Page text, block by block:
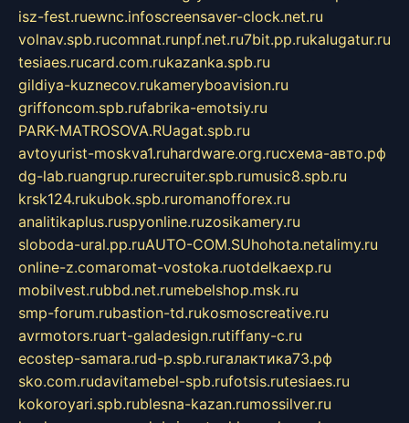
isz-fest.ruewnc.infoscreensaver-clock.net.ru
volnav.spb.rucomnat.runpf.net.ru7bit.pp.rukalugatur.ru
tesiaes.rucard.com.rukazanka.spb.ru
gildiya-kuznecov.rukameryboavision.ru
griffoncom.spb.rufabrika-emotsiy.ru
PARK-MATROSOVA.RUagat.spb.ru
avtoyurist-moskva1.ruhardware.org.ruсхема-авто.рф
dg-lab.ruangrup.rurecruiter.spb.rumusic8.spb.ru
krsk124.rukubok.spb.ruromanofforex.ru
analitikaplus.ruspyonline.ruzosikamery.ru
sloboda-ural.pp.ruAUTO-COM.SUhohota.netalimy.ru
online-z.comaromat-vostoka.ruotdelkaexp.ru
mobilvest.rubbd.net.rumebelshop.msk.ru
smp-forum.rubastion-td.rukosmoscreative.ru
avrmotors.ruart-galadesign.rutiffany-c.ru
ecostep-samara.rud-p.spb.ruгалактика73.рф
sko.com.rudavitamebel-spb.rufotsis.rutesiaes.ru
kokoroyari.spb.rublesna-kazan.rumossilver.ru